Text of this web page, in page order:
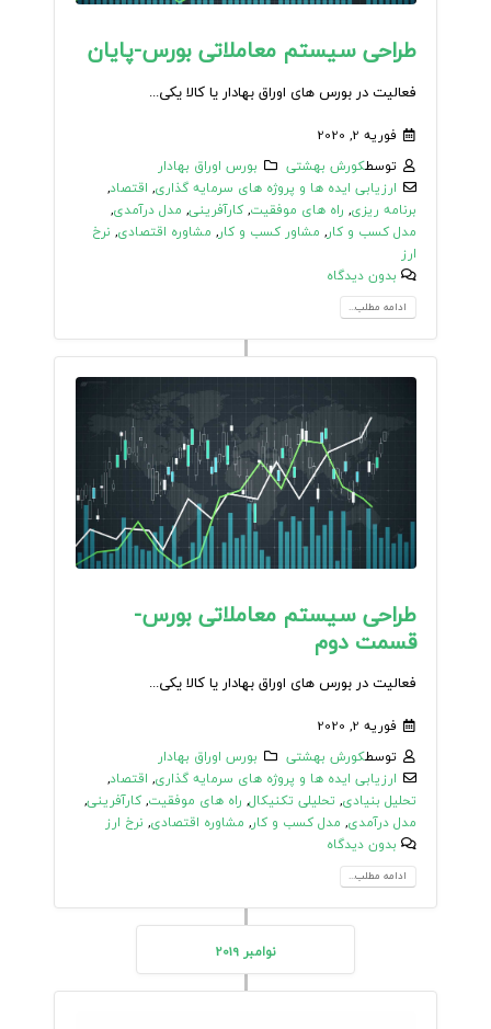
طراحی سیستم معاملاتی بورس-پایان
فعالیت در بورس های اوراق بهادار یا کالا یکی...
فوریه 2, 2020
توسطکورش بهشتی
بورس اوراق بهادار
ارزیابی ایده ها و پروژه های سرمایه گذاری, اقتصاد,
برنامه ریزی, راه های موفقیت,کارآفرینی, مدل درآمدی,
مدل کسب و کار, مشاور کسب و کار, مشاوره اقتصادی, نرخ
ارز
بدون دیدگاه
ادامه مطلب...
طراحی سیستم معاملاتی بورس-
قسمت دوم
فعالیت در بورس های اوراق بهادار یا کالا یکی...
فوریه 2, 2020
توسطکورش بهشتی
بورس اوراق بهادار
ارزیابی ایده ها و پروژه های سرمایه گذاری, اقتصاد,
تحلیل بنیادی, تحلیلی تکنیکال, راه های موفقیت,کارآفرینی,
مدل درآمدی, مدل کسب و کار, مشاوره اقتصادی, نرخ ارز
بدون دیدگاه
ادامه مطلب...
نوامبر 2019